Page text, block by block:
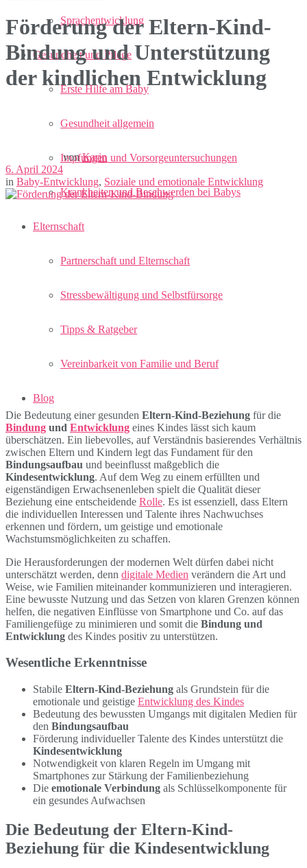
Sprachentwicklung
Gesundheit und Pflege
Erste Hilfe am Baby
Gesundheit allgemein
Impfungen und Vorsorgeuntersuchungen
Krankheiten und Beschwerden bei Babys
Elternschaft
Partnerschaft und Elternschaft
Stressbewältigung und Selbstfürsorge
Tipps & Ratgeber
Vereinbarkeit von Familie und Beruf
Blog
Förderung der Eltern-Kind-
Bindung und Unterstützung
der kindlichen Entwicklung
von Karin
6. April 2024
in Baby-Entwicklung, Soziale und emotionale Entwicklung
Die Bedeutung einer gesunden Eltern-Kind-Beziehung für die
Bindung und Entwicklung eines Kindes lässt sich kaum
überschätzen. Ein liebevolles, auf Verständnis basierendes Verhältnis
zwischen Eltern und Kindern legt das Fundament für den
Bindungsaufbau und beeinflusst maßgeblich die
Kindesentwicklung. Auf dem Weg zu einem erfüllten und
eigenständigen Erwachsenenleben spielt die Qualität dieser
Beziehung eine entscheidende Rolle. Es ist essenziell, dass Eltern
die individuellen Interessen und Talente ihres Nachwuchses
erkennen und fördern, um geistige und emotionale
Wachstumsmöglichkeiten zu schaffen.
Die Herausforderungen der modernen Welt dürfen dabei nicht
unterschätzt werden, denn digitale Medien verändern die Art und
Weise, wie Familien miteinander kommunizieren und interagieren.
Eine bewusste Nutzung und das Setzen von klaren Grenzen können
helfen, die negativen Einflüsse von Smartphone und Co. auf das
Familiengefüge zu minimieren und somit die Bindung und
Entwicklung des Kindes positiv zu unterstützen.
Wesentliche Erkenntnisse
Stabile Eltern-Kind-Beziehung als Grundstein für die
emotionale und geistige Entwicklung des Kindes
Bedeutung des bewussten Umgangs mit digitalen Medien für
den Bindungsaufbau
Förderung individueller Talente des Kindes unterstützt die
Kindesentwicklung
Notwendigkeit von klaren Regeln im Umgang mit
Smartphones zur Stärkung der Familienbeziehung
Die emotionale Verbindung als Schlüsselkomponente für
ein gesundes Aufwachsen
Die Bedeutung der Eltern-Kind-
Beziehung für die Kindesentwicklung